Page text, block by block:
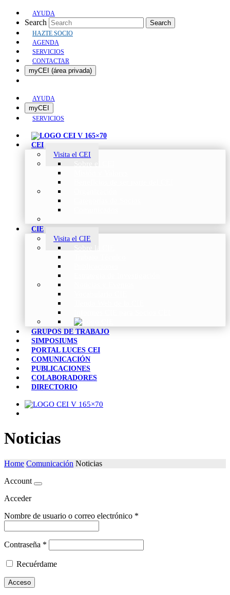
AYUDA
Search Search
HAZTE SOCIO
AGENDA
SERVICIOS
CONTACTAR
myCEI (área privada)
AYUDA
myCEI
SERVICIOS
CEI
Visita el CEI
CIE
Visita el CIE
GRUPOS DE TRABAJO
SIMPOSIUMS
PORTAL LUCES CEI
COMUNICACIÓN
PUBLICACIONES
COLABORADORES
DIRECTORIO
Noticias
Home Comunicación Noticias
Account
Acceder
Nombre de usuario o correo electrónico *
Contraseña *
Recuérdame
Acceso